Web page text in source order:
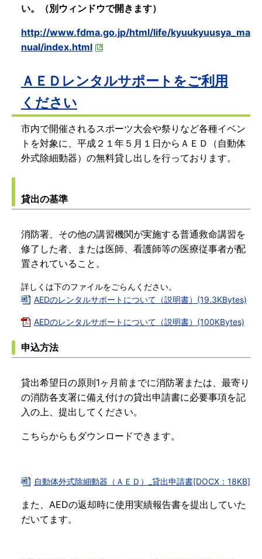
い。（別ウィンドウで開きます）
http://www.fdma.go.jp/html/life/kyuukyuusya_ma
nual/index.html
ＡＥＤレンタルサポートをご利用
ください
市内で開催されるスポーツ大会や祭りなど各種イベン
トを対象に、平成２１年５月１日からＡＥＤ（自動体
外式除細動器）の無料貸し出しを行っております。
貸出の基準
消防署、その他の講習機関が実施する普通救命講習を
修了した者、または医師、看護師等の医療従事者が配
置されていること。
詳しくは下のファイルをごらんください。
AEDのレンタルサポートについて（説明書）(19.3KBytes)
AEDのレンタルサポートについて（説明書）(100KBytes)
申込方法
貸出希望日の原則1ヶ月前までに消防署または、最寄り
の消防各支署に備え付けの貸出申請書に必要事項を記
入の上、提出してください。
こちらからもダウンロードできます。
自動体外式除細動器（ＡＥＤ）_貸出申請書[DOCX：18KB]
また、AEDの返却時に使用実績報告書を提出していた
だいてます。